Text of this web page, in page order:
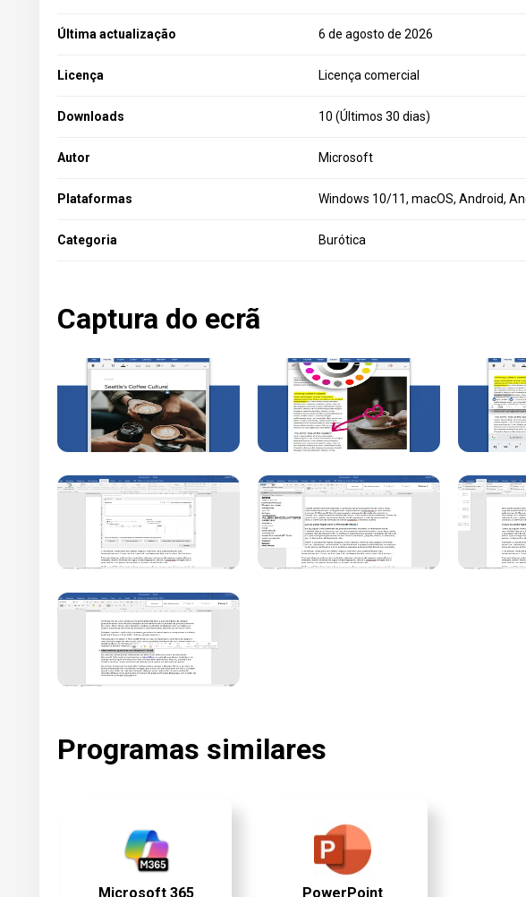
Última actualização 6 de agosto de 2026
Licença Licença comercial
Downloads 10 (Últimos 30 dias)
Autor Microsoft
Plataformas Windows 10/11, macOS, Android,
Categoria Burótica
Captura do ecrã
Programas similares
Microsoft 365 PowerPoint